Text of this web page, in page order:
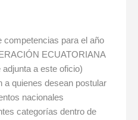
competencias para el año
ECUATORIANA
a este oficio)
a quienes desean postular
nacionales
categorías dentro de